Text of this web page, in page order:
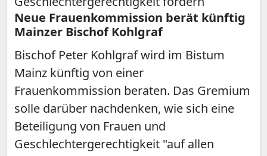
Neue Frauenkommission berät künftig
Mainzer Bischof Kohlgraf
Bischof Peter Kohlgraf wird im Bistum
Mainz künftig von einer
Frauenkommission beraten. Das Gremium
solle darüber nachdenken, wie sich eine
Beteiligung von Frauen und
Geschlechtergerechtigkeit "auf allen